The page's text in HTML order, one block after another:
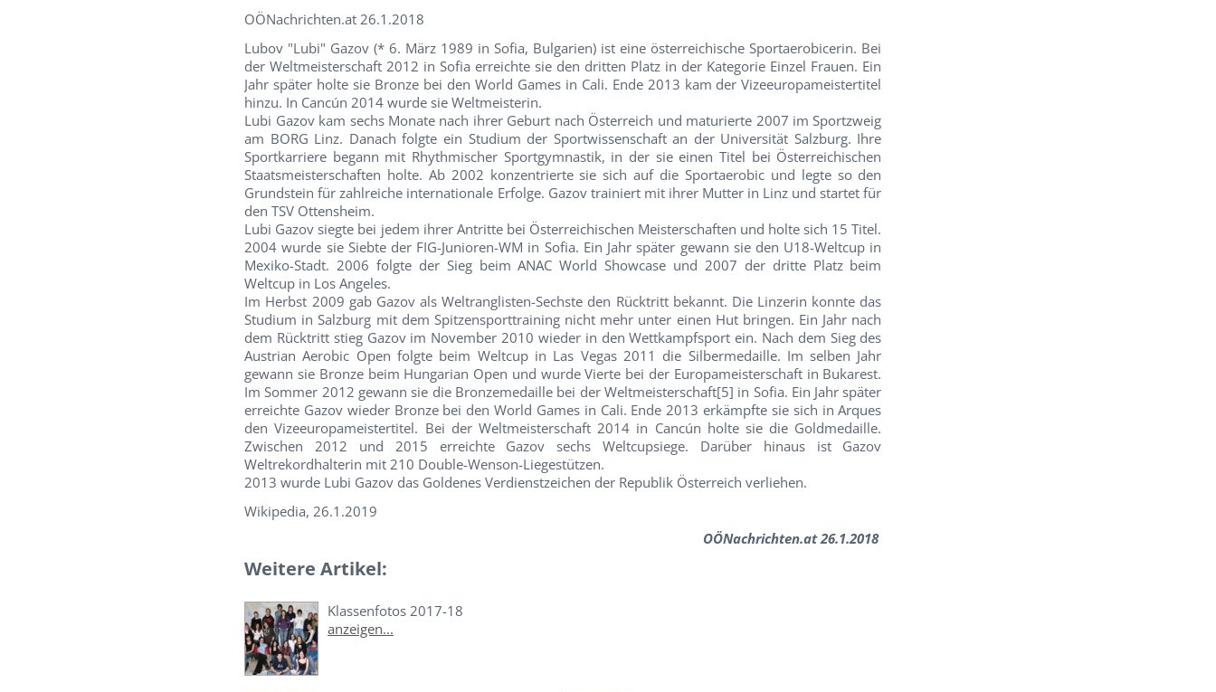
OÖNachrichten.at 26.1.2018
Lubov "Lubi" Gazov (* 6. März 1989 in Sofia, Bulgarien) ist eine österreichische Sportaerobicerin. Bei
der Weltmeisterschaft 2012 in Sofia erreichte sie den dritten Platz in der Kategorie Einzel Frauen. Ein
Jahr später holte sie Bronze bei den World Games in Cali. Ende 2013 kam der Vizeeuropameistertitel
hinzu. In Cancún 2014 wurde sie Weltmeisterin.
Lubi Gazov kam sechs Monate nach ihrer Geburt nach Österreich und maturierte 2007 im Sportzweig
am BORG Linz. Danach folgte ein Studium der Sportwissenschaft an der Universität Salzburg. Ihre
Sportkarriere begann mit Rhythmischer Sportgymnastik, in der sie einen Titel bei Österreichischen
Staatsmeisterschaften holte. Ab 2002 konzentrierte sie sich auf die Sportaerobic und legte so den
Grundstein für zahlreiche internationale Erfolge. Gazov trainiert mit ihrer Mutter in Linz und startet für
den TSV Ottensheim.
Lubi Gazov siegte bei jedem ihrer Antritte bei Österreichischen Meisterschaften und holte sich 15 Titel.
2004 wurde sie Siebte der FIG-Junioren-WM in Sofia. Ein Jahr später gewann sie den U18-Weltcup in
Mexiko-Stadt. 2006 folgte der Sieg beim ANAC World Showcase und 2007 der dritte Platz beim
Weltcup in Los Angeles.
Im Herbst 2009 gab Gazov als Weltranglisten-Sechste den Rücktritt bekannt. Die Linzerin konnte das
Studium in Salzburg mit dem Spitzensporttraining nicht mehr unter einen Hut bringen. Ein Jahr nach
dem Rücktritt stieg Gazov im November 2010 wieder in den Wettkampfsport ein. Nach dem Sieg des
Austrian Aerobic Open folgte beim Weltcup in Las Vegas 2011 die Silbermedaille. Im selben Jahr
gewann sie Bronze beim Hungarian Open und wurde Vierte bei der Europameisterschaft in Bukarest.
Im Sommer 2012 gewann sie die Bronzemedaille bei der Weltmeisterschaft[5] in Sofia. Ein Jahr später
erreichte Gazov wieder Bronze bei den World Games in Cali. Ende 2013 erkämpfte sie sich in Arques
den Vizeeuropameistertitel. Bei der Weltmeisterschaft 2014 in Cancún holte sie die Goldmedaille.
Zwischen 2012 und 2015 erreichte Gazov sechs Weltcupsiege. Darüber hinaus ist Gazov
Weltrekordhalterin mit 210 Double-Wenson-Liegestützen.
2013 wurde Lubi Gazov das Goldenes Verdienstzeichen der Republik Österreich verliehen.
Wikipedia, 26.1.2019
OÖNachrichten.at 26.1.2018
Weitere Artikel:
Klassenfotos 2017-18
anzeigen...